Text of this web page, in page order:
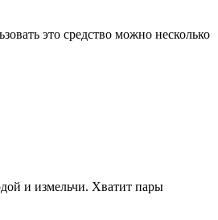
это средство можно несколько
и измельчи. Хватит пары